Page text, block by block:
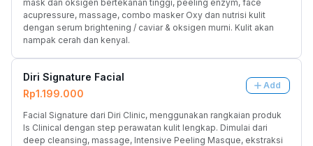
mask dan oksigen bertekanan tinggi, peeling enzym, face
acupressure, massage, combo masker Oxy dan nutrisi kulit
dengan serum brightening / caviar & oksigen murni. Kulit akan
nampak cerah dan kenyal.
Diri Signature Facial
Rp1.199.000
Add
Facial Signature dari Diri Clinic, menggunakan rangkaian produk
Is Clinical dengan step perawatan kulit lengkap. Dimulai dari
deep cleansing, massage, Intensive Peeling Masque, ekstraksi